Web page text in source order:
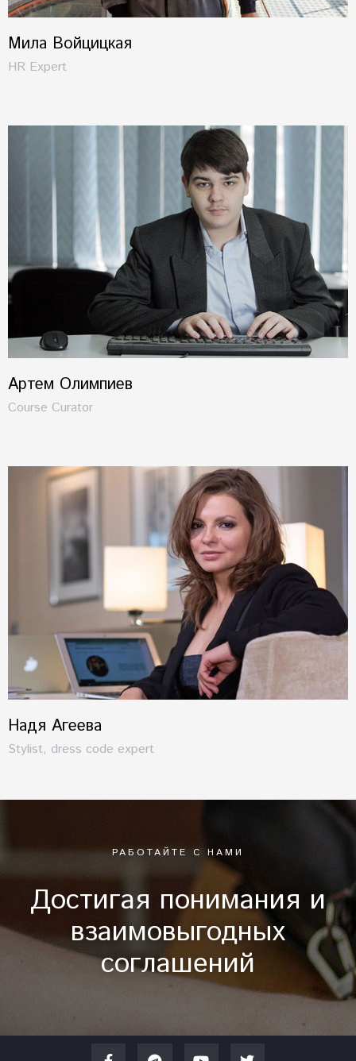
Мила Войцицкая
HR Expert
Артем Олимпиев
Course Curator
Надя Агеева
Stylist, dress code expert
РАБОТАЙТЕ С НАМИ
Достигая понимания и
взаимовыгодных
соглашений